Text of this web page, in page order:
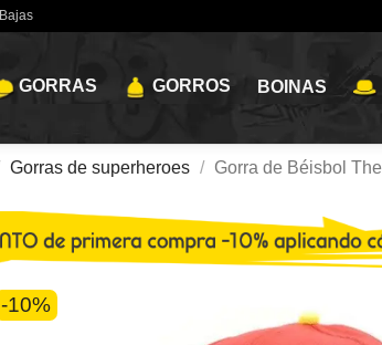
GORRAS GORROS BOINAS
Gorras de superheroes Gorra de Béisbol
-10%